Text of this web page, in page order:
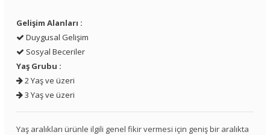
Gelişim Alanları :
Duygusal Gelişim
Sosyal Beceriler
Yaş Grubu :
2 Yaş ve üzeri
3 Yaş ve üzeri
Yaş aralıkları ürünle ilgili genel fikir vermesi için geniş bir aralıkta